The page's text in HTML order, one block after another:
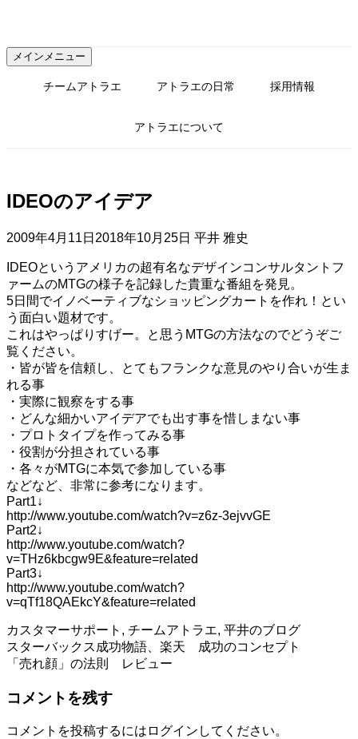
テ
ン
メインメニュー
チームアトラエ アトラエの日常 採用情報
アトラエについて
IDEOのアイデア
2009年4月11日 2018年10月25日 平井 雅史
IDEOというアメリカの超有名なデザインコンサルタントフ
ァームのMTGの様子を記録した貴重な番組を発見。
5日間でイノベーティブなショッピングカートを作れ！とい
う面白い題材です。
これはやっぱりすげー。と思うMTGの方法なのでどうぞご
覧ください。
・皆が皆を信頼し、とてもフランクな意見のやり合いが生ま
れる事
・実際に観察をする事
・どんな細かいアイデアでも出す事を惜しまない事
・プロトタイプを作ってみる事
・役割が分担されている事
・各々がMTGに本気で参加している事
などなど、非常に参考になります。
Part1↓
http://www.youtube.com/watch?v=z6z-3ejvvGE
Part2↓
http://www.youtube.com/watch?
v=THz6kbcgw9E&feature=related
Part3↓
http://www.youtube.com/watch?
v=qTf18QAEkcY&feature=related
カスタマーサポート , チームアトラエ, 平井のブログ
投
稿
ナ
ビ
スターバックス成功物語、楽天 成功のコンセプト
「売れ顔」の法則 レビュー
コメントを残す
コメントを投稿するには ログイン してください。